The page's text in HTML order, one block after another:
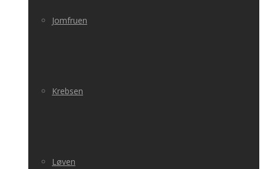
Jomfruen
Krebsen
Løven